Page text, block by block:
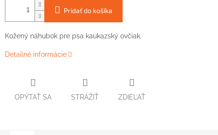
Pridať do košíka
Kožený náhubok pre psa kaukazský ovčiak.
Detailné informácie
OPÝTAŤ SA STRÁŽIŤ ZDIEĽAŤ